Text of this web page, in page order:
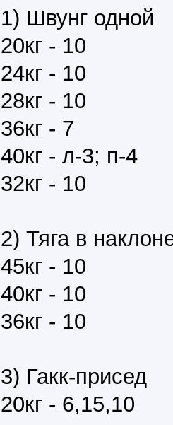
1) Швунг одной
20кг - 10
24кг - 10
28кг - 10
36кг - 7
40кг - л-3; п-4
32кг - 10
2) Тяга в
45кг - 10
40кг - 10
36кг - 10
3) Гакк-присед
20кг - 6,15,10